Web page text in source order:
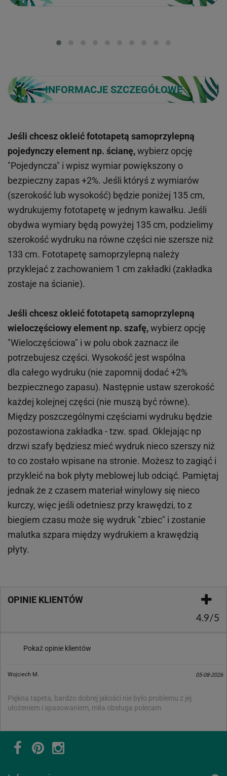
INFORMACJE SZCZEGÓŁOWE
Jeśli chcesz okleić fototapetą samoprzylepną
pojedynczy element np. ścianę,wybierz opcję
"Pojedyncza" i wpisz wymiar powiększony o
bezpieczny zapas +2%. Jeśli któryś z wymiarów
(szerokość lub wysokość) będzie poniżej 135 cm,
wydrukujemy fototapetę w jednym kawałku. Jeśli
obydwa wymiary będą powyżej 135 cm, podzielimy
szerokość wydruku na równe części nie szersze niż
133 cm. Fototapetę samoprzylepną należy
przyklejać z zachowaniem 1 cm zakładki (zakładka
zostaje na ścianie).
Jeśli chcesz okleić fototapetą samoprzylepną
wieloczęściowy element np. szafę,wybierz opcję
"Wieloczęściowa" i w polu obok zaznacz ile
potrzebujesz części. Wysokość jest wspólna
dla całego wydruku (nie zapomnij dodać +2%
bezpiecznego zapasu). Następnie ustaw szerokość
każdej kolejnej części (nie muszą być równe).
Między poszczególnymi częściami wydruku będzie
pozostawiona zakładka - tzw. spad. Oklejając np
drzwi szafy będziesz mieć wydruk nieco szerszy niż
to co zostało wpisane na stronie. Możesz to zagiąć i
przykleić na bok płyty meblowej lub odciąć. Pamiętaj
jednak że z czasem materiał winylowy się nieco
kurczy, więc jeśli odetniesz przy krawędzi, to z
biegiem czasu może się wydruk "zbiec" i zostanie
malutka szpara między wydrukiem a krawędzią
płyty.
OPINIE KLIENTÓW
4.9/5
Pokaż opinie klientów
Wojciech M. 05-08-2026
Piękna tapeta, bardzo dobrej jakości nie było problemu z jej
ułożeniem i spasowaniem, miła obsługa polecam